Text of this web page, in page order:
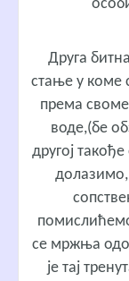
Друга
стање у коме
према
воде,(бе
другој
се мржња
је тај